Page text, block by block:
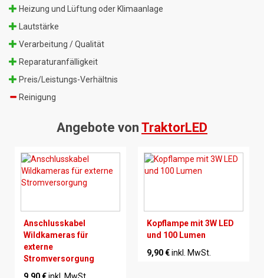
Heizung und Lüftung oder Klimaanlage
Lautstärke
Verarbeitung / Qualität
Reparaturanfälligkeit
Preis/Leistungs-Verhältnis
Reinigung
Angebote von TraktorLED
Anschlusskabel
Wildkameras für
externe
Stromversorgung
9,90 €inkl. MwSt.
Kopflampe mit 3W LED
und 100 Lumen
9,90 €inkl. MwSt.